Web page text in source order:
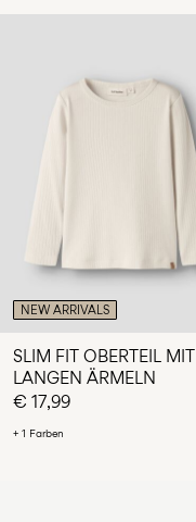
NEW ARRIVALS
SLIM FIT OBERTEIL MIT
LANGEN ÄRMELN
€ 17,99
+ 1 Farben